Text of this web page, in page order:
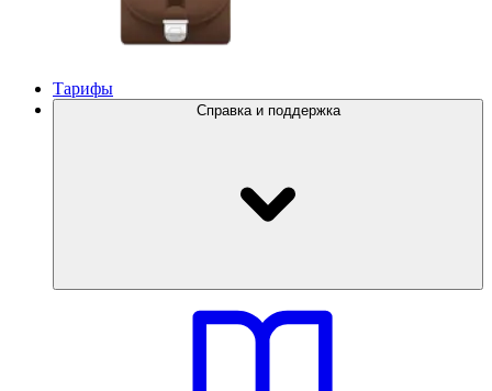
Тарифы
Справка и поддержка